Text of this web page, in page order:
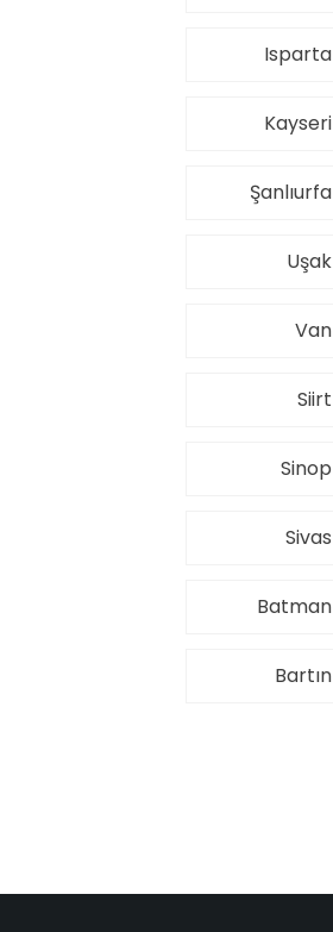
Isparta
Kayseri
Şanlıurfa
Uşak
Van
Siirt
Sinop
Sivas
Batman
Bartın